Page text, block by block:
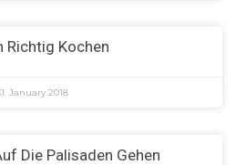
Richtig Kochen
January 2018
Die Palisaden Gehen